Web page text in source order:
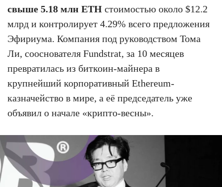
свыше 5.18 млн ETH стоимостью около $12.2
млрд и контролирует 4.29% всего предложения
Эфириума. Компания под руководством Тома
Ли, сооснователя Fundstrat, за 10 месяцев
превратилась из биткоин-майнера в
крупнейший корпоративный Ethereum-
казначейство в мире, а её председатель уже
объявил о начале «крипто-весны».